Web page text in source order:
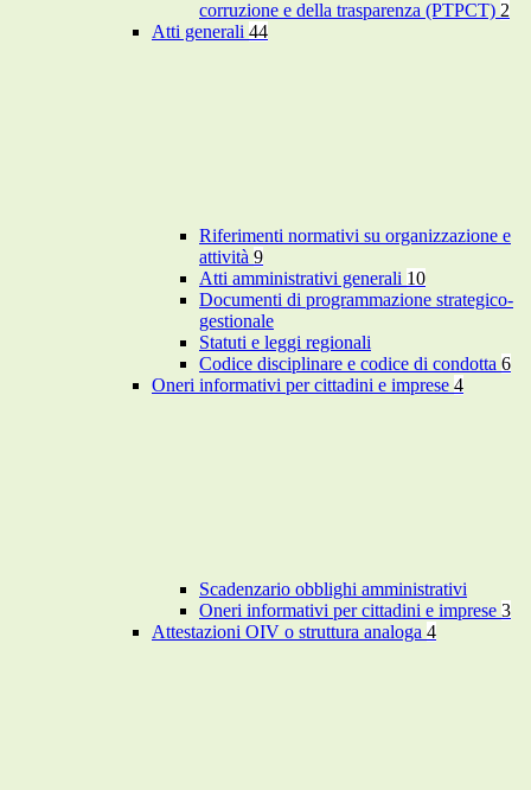
corruzione e della trasparenza (PTPCT) 2
Atti generali 44
Riferimenti normativi su organizzazione e
attività 9
Atti amministrativi generali 10
Documenti di programmazione strategico-
gestionale
Statuti e leggi regionali
Codice disciplinare e codice di condotta 6
Oneri informativi per cittadini e imprese 4
Scadenzario obblighi amministrativi
Oneri informativi per cittadini e imprese 3
Attestazioni OIV o struttura analoga 4